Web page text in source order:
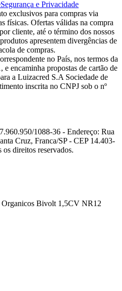
Segurança e Privacidade
exclusivos para compras via
físicas. Ofertas válidas na compra
cliente, até o término dos nossos
apresentem divergências de
de compras.
no País, nos termos da
encaminha propostas de cartão de
a Luizacred S.A Sociedade de
inscrita no CNPJ sob o nº
1088-36 - Endereço: Rua
Cruz, Franca/SP - CEP 14.403-
direitos reservados.
Organicos Bivolt 1,5CV NR12